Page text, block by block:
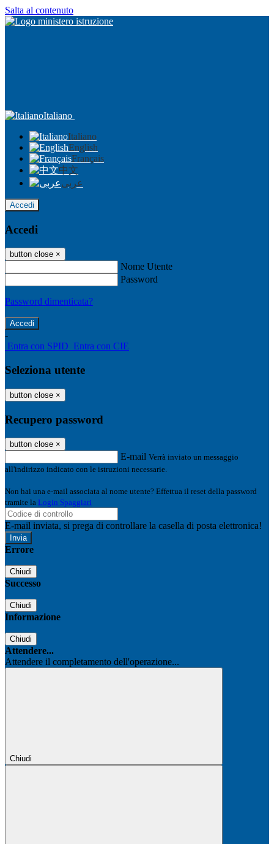
Salta al contenuto
Italiano
Italiano
English
Français
中文
عربى
Accedi
Accedi
button close ×
Nome Utente
Password
Password dimenticata?
-
Entra con SPID Entra con CIE
Seleziona utente
button close ×
Recupero password
button close ×
E-mail Verrà inviato un messaggio
all'indirizzo indicato con le istruzioni necessarie.
Non hai una e-mail associata al nome utente? Effettua il reset della password
tramite la Login Spaggiari
E-mail inviata, si prega di controllare la casella di posta elettronica!
Errore
Chiudi
Successo
Chiudi
Informazione
Chiudi
Attendere...
Attendere il completamento dell'operazione...
Chiudi